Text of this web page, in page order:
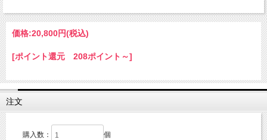
価格:20,800円(税込)
[ポイント還元 208ポイント～]
注文
購入数： 個